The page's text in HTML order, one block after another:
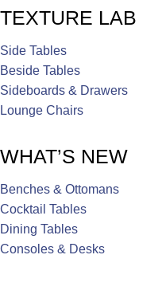
TEXTURE LAB
Side Tables
Beside Tables
Sideboards & Drawers
Lounge Chairs
WHAT’S NEW
Benches & Ottomans
Cocktail Tables
Dining Tables
Consoles & Desks